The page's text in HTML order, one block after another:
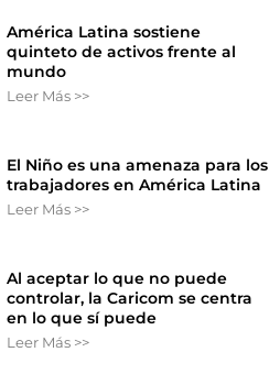
América Latina sostiene
quinteto de activos frente al
mundo
Leer Más >>
El Niño es una amenaza para los
trabajadores en América Latina
Leer Más >>
Al aceptar lo que no puede
controlar, la Caricom se centra
en lo que sí puede
Leer Más >>